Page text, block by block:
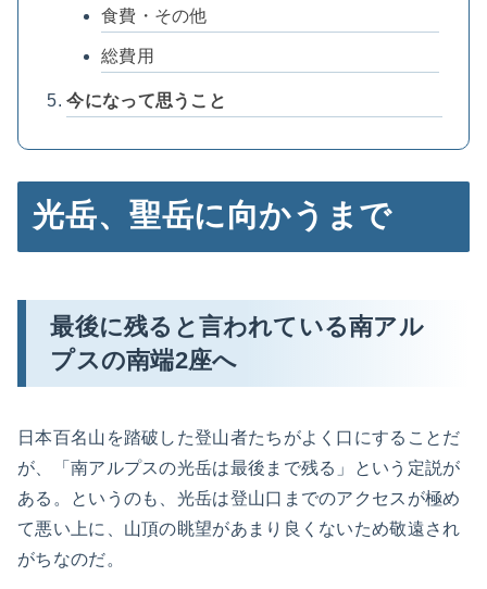
食費・その他
総費用
今になって思うこと
光岳、聖岳に向かうまで
最後に残ると言われている南アル
プスの南端2座へ
日本百名山を踏破した登山者たちがよく口にすることだ
が、「南アルプスの光岳は最後まで残る」という定説が
ある。というのも、光岳は登山口までのアクセスが極め
て悪い上に、山頂の眺望があまり良くないため敬遠され
がちなのだ。